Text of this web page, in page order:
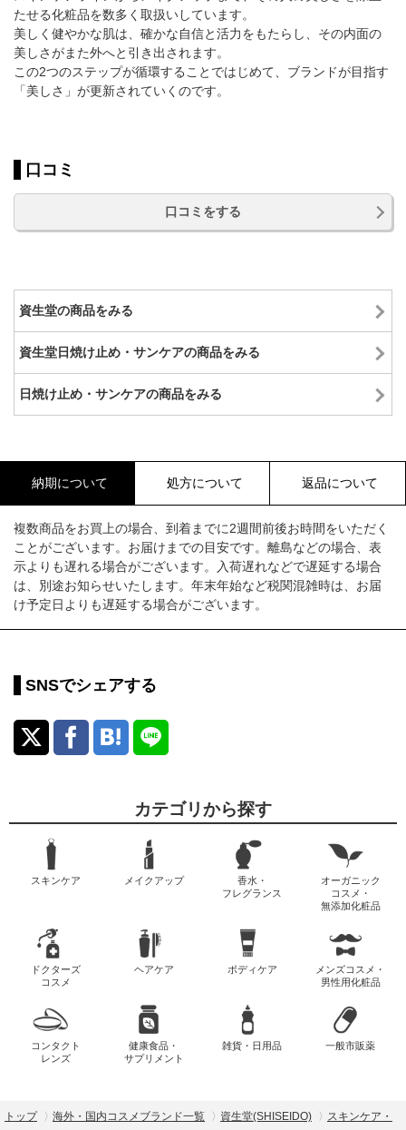
たせる化粧品を数多く取扱いしています。
美しく健やかな肌は、確かな自信と活力をもたらし、その内面の
美しさがまた外へと引き出されます。
この2つのステップが循環することではじめて、ブランドが目指す
「美しさ」が更新されていくのです。
口コミ
口コミをする
資生堂の商品をみる
資生堂日焼け止め・サンケアの商品をみる
日焼け止め・サンケアの商品をみる
納期について 処方について 返品について
複数商品をお買上の場合、到着までに2週間前後お時間をいただく
ことがございます。お届けまでの目安です。離島などの場合、表
示よりも遅れる場合がございます。入荷遅れなどで遅延する場合
は、別途お知らせいたします。年末年始など税関混雑時は、お届
け予定日よりも遅延する場合がございます。
SNSでシェアする
カテゴリから探す
スキンケア メイクアップ
香水・
フレグランス
オーガニック
コスメ・
無添加化粧品
ドクターズ
コスメ
ヘアケア ボディケア
メンズコスメ・
男性用化粧品
コンタクト
レンズ
健康食品・
サプリメント
雑貨・日用品 一般市販薬
トップ 海外・国内コスメブランド一覧 資生堂(SHISEIDO) スキンケア・